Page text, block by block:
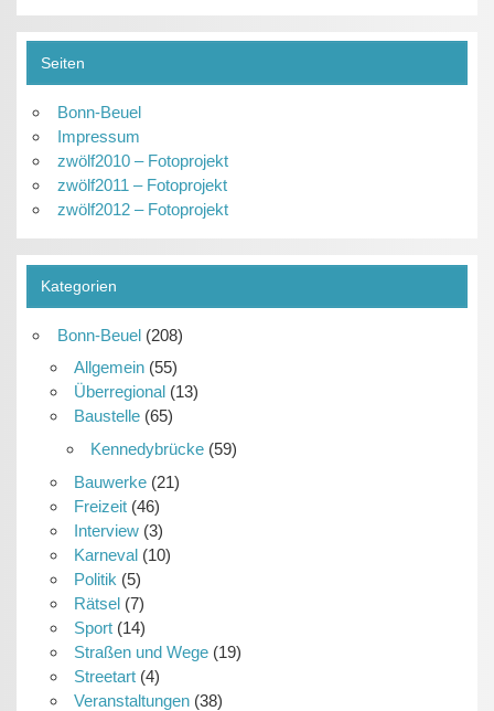
Seiten
Bonn-Beuel
Impressum
zwölf2010 – Fotoprojekt
zwölf2011 – Fotoprojekt
zwölf2012 – Fotoprojekt
Kategorien
Bonn-Beuel(208)
Allgemein(55)
Überregional(13)
Baustelle(65)
Kennedybrücke(59)
Bauwerke(21)
Freizeit(46)
Interview(3)
Karneval(10)
Politik (5)
Rätsel(7)
Sport(14)
Straßen und Wege(19)
Streetart(4)
Veranstaltungen(38)